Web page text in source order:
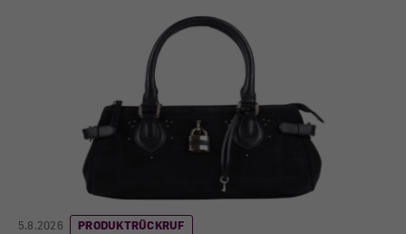
5.8.2026 PRODUKTRÜCKRUF